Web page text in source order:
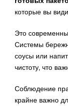
которые вы
Это
Системы
соусы или
чистоту, что
Соблюдение
крайне важно